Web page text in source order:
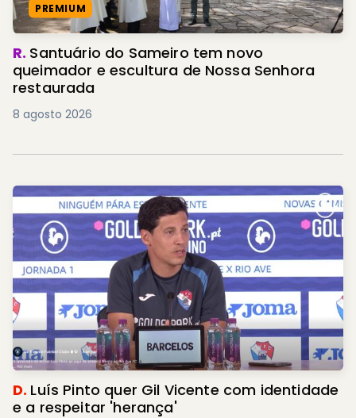
PREMIUM
R. Santuário do Sameiro tem novo
queimador e escultura de Nossa Senhora
restaurada
8 agosto 2026
D. Luís Pinto quer Gil Vicente com identidade
e a respeitar 'herança'